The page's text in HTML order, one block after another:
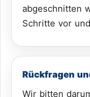
abgeschnitten
Schritte vor
Rückfragen
Wir bitten